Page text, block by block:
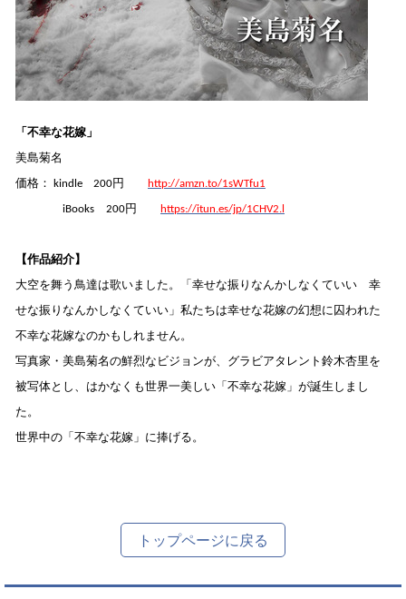
「 不幸な花嫁」
美島菊名
価格： kindle 200円 http://amzn.to/1sWTfu1
iBooks 200円 https://itun.es/jp/1CHV2.l
【作品紹介】
大空を舞う鳥達は歌いました。「幸せな振りなんかしなくていい 幸
せな振りなんかしなくていい」私たちは幸せな花嫁の幻想に囚われた
不幸な花嫁なのかもしれません。
写真家 ・美島菊名の鮮烈なビジョンが、グラビアタレント鈴木杏里を
被写体とし、はかなくも世界一美しい「不幸な花嫁」が誕生しまし
た。
世界中の「不幸な花嫁」に捧げる。
トップページに戻る